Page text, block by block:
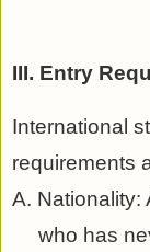
III. Entry
International
requirements
A. Nationality:
who has